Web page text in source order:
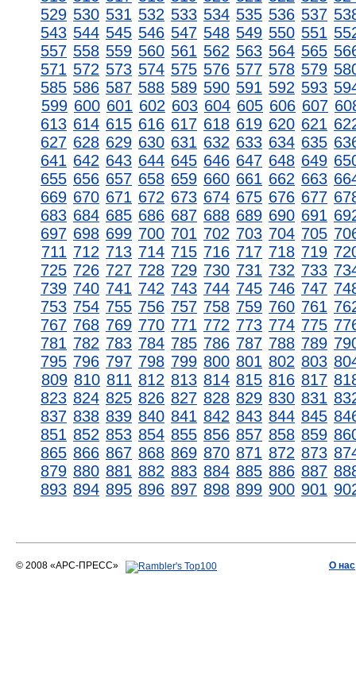
529 530 531 532 533 534 535 536 537
543 544 545 546 547 548 549 550 551
557 558 559 560 561 562 563 564 565
571 572 573 574 575 576 577 578 579
585 586 587 588 589 590 591 592 593
599 600 601 602 603 604 605 606 607
613 614 615 616 617 618 619 620 621
627 628 629 630 631 632 633 634 635
641 642 643 644 645 646 647 648 649
655 656 657 658 659 660 661 662 663
669 670 671 672 673 674 675 676 677
683 684 685 686 687 688 689 690 691
697 698 699 700 701 702 703 704 705
711 712 713 714 715 716 717 718 719
725 726 727 728 729 730 731 732 733
739 740 741 742 743 744 745 746 747
753 754 755 756 757 758 759 760 761
767 768 769 770 771 772 773 774 775
781 782 783 784 785 786 787 788 789
795 796 797 798 799 800 801 802 803
809 810 811 812 813 814 815 816 817
823 824 825 826 827 828 829 830 831
837 838 839 840 841 842 843 844 845
851 852 853 854 855 856 857 858 859
865 866 867 868 869 870 871 872 873
879 880 881 882 883 884 885 886 887
893 894 895 896 897 898 899 900 901
© 2008 «АРС-ПРЕСС» О нас